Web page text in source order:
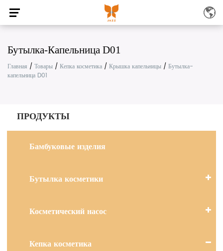
Бутылка-Капельница D01
Главная / Товары / Кепка косметика / Крышка капельницы / Бутылка-
капельница D01
ПРОДУКТЫ
Бамбуковые изделия
Бутылка косметики
Косметический насос
Кепка косметика